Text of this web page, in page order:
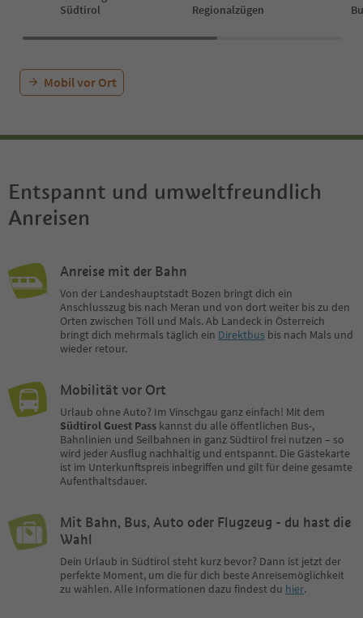
Südtirol
Regionalzügen
Mobil vor Ort
Entspannt und umweltfreundlich
Anreisen
Anreise mit der Bahn
Von der Landeshauptstadt Bozen bringt dich ein
Anschlusszug bis nach Meran und von dort weiter bis zu den
Orten zwischen Töll und Mals. Ab Landeck in Österreich
bringt dich mehrmals täglich ein Direktbus bis nach Mals und
wieder retour.
Mobilität vor Ort
Urlaub ohne Auto? Im Vinschgau ganz einfach! Mit dem
Südtirol Guest Pass kannst du alle öffentlichen Bus-,
Bahnlinien und Seilbahnen in ganz Südtirol frei nutzen – so
wird jeder Ausflug nachhaltig und entspannt. Die Gästekarte
ist im Unterkunftspreis inbegriffen und gilt für deine gesamte
Aufenthaltsdauer.
Mit Bahn, Bus, Auto oder Flugzeug - du hast die
Wahl
Dein Urlaub in Südtirol steht kurz bevor? Dann ist jetzt der
perfekte Moment, um die für dich beste Anreisemöglichkeit
zu wählen. Alle Informationen dazu findest du hier.